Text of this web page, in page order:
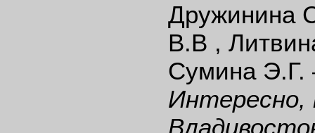
Дружинина
В.В ,
Сумина Э.Г.
Интересно,